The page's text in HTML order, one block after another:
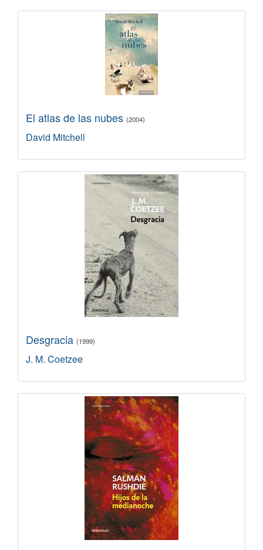
El atlas de las nubes (2004)
David Mitchell
Desgracia (1999)
J. M. Coetzee